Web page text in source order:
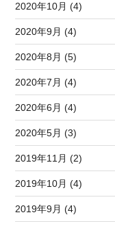
2020年10月 (4)
2020年9月 (4)
2020年8月 (5)
2020年7月 (4)
2020年6月 (4)
2020年5月 (3)
2019年11月 (2)
2019年10月 (4)
2019年9月 (4)